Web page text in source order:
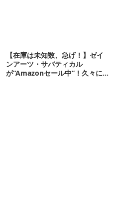
【在庫は未知数、急げ！】ゼイ
ンアーツ・サバティカル
が“Amazonセール中”！久々に